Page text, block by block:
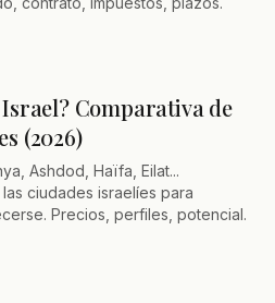
Comparativa de
(2026)
Ashdod, Haïfa, Eilat...
ciudades israelíes para
Precios, perfiles, potencial.